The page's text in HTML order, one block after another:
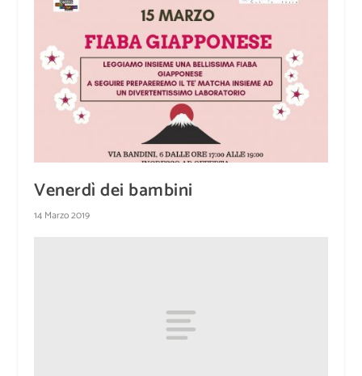
Venerdì dei bambini
14 Marzo 2019